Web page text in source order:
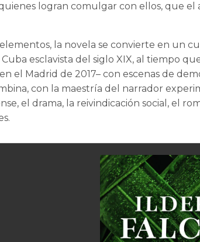
logran comulgar con ellos, que el
la novela se convierte en un
esclavista del siglo XIX, al tiempo
el Madrid de 2017– con escenas de
con la maestría del narrador
el drama, la reivindicación social, el